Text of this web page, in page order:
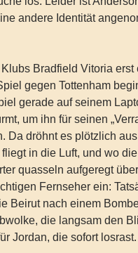
andere Identität
Bradfield Vitoria erst
gegen Tottenham
gerade auf seinem
um ihn für seinen
Da dröhnt es plötzlich
in die Luft, und wo
quasseln aufgeregt
Fernseher ein:
Beirut nach einem
die langsam den
Jordan, die sofort losrast.